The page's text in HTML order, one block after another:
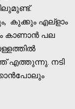
കുക്കും എല്‌ളാം
കാണാന്‍ പല
എത്തുന്നു. നടി